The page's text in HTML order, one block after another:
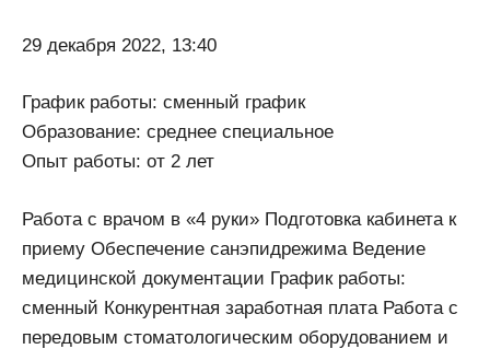
29 декабря 2022, 13:40
График работы: сменный график
Образование: среднее специальное
Опыт работы: от 2 лет
Работа с врачом в «4 руки» Подготовка кабинета к
приему Обеспечение санэпидрежима Ведение
медицинской документации График работы:
сменный Конкурентная заработная плата Работа с
передовым стоматологическим оборудованием и